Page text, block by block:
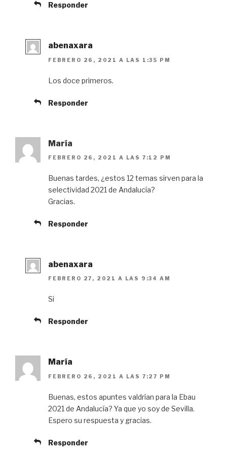
Responder
abenaxara
FEBRERO 26, 2021 A LAS 1:35 PM
Los doce primeros.
Responder
María
FEBRERO 26, 2021 A LAS 7:12 PM
Buenas tardes, ¿estos 12 temas sirven para la
selectividad 2021 de Andalucía?
Gracias.
Responder
abenaxara
FEBRERO 27, 2021 A LAS 9:34 AM
Si
Responder
María
FEBRERO 26, 2021 A LAS 7:27 PM
Buenas, estos apuntes valdrían para la Ebau
2021 de Andalucía? Ya que yo soy de Sevilla.
Espero su respuesta y gracias.
Responder